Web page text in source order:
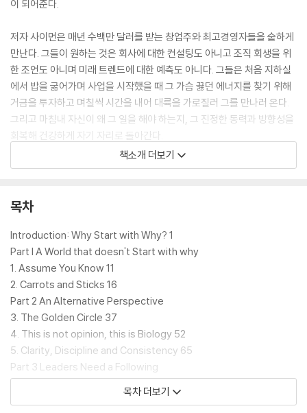
이 되어준다.
저자 사이먼은 매년 수백만 달러를 받는 창업주와 최고경영자들을 숱하게
만난다. 그들이 원하는 것은 회사에 대한 컨설팅도 아니고 조직 회생을 위
한 조언도 아니며 미래 트렌드에 대한 예측도 아니다. 그들은 처음 지하실
에서 밥을 굶어가며 사업을 시작했을 때 그 가슴 끓던 에너지를 찾기 위해
거금을 투자하고 며칠씩 시간을 내어 대륙을 가로질러 그를 만나러 온다.
그리고 마침내 자신이 왜 그 일을 해야 하는지, 그 진정한 동력과 방향성을
회복해 건강하게 자기 자리로 돌아간다.
Why are some people and organisations more inventive, pion
epeat their success again and again?
In business, it doesn't matter what you do, it matters WHY yo
u do it.
Start with Why analyses leaders like Martin Luther King Jr and
Steve Jobs and discovers that they all think in the same way -
they all started with why.
Simon Sinek explains the framework needed for businesses t
o move past knowing what they do to how they do it, and the
n to ask the more important question-WHY?
책소개 더보기
목차
Introduction: Why Start with Why? 1
Part I A World that doesn't Start with why
1. Assume You Know 11
2. Carrots and Sticks 16
Part 2 An Alternative Perspective
3. The Golden Circle 37
4. This is not opinion, this is Biology 52
5. Clarity, Discipline and Consistency 65
Part 3 Leaders Need a Following
6. The Emergence of Trust 83
7. How a Tipping Point Tips 115
목차 더보기